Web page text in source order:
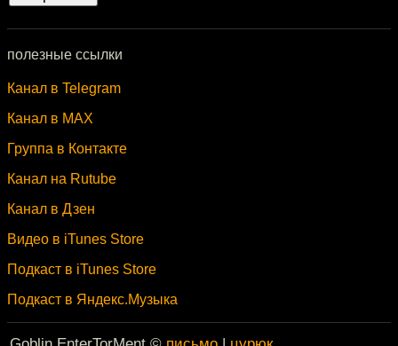
полезные ссылки
Канал в Telegram
Канал в MAX
Группа в Контакте
Канал на Rutube
Канал в Дзен
Видео в iTunes Store
Подкаст в iTunes Store
Подкаст в Яндекс.Музыка